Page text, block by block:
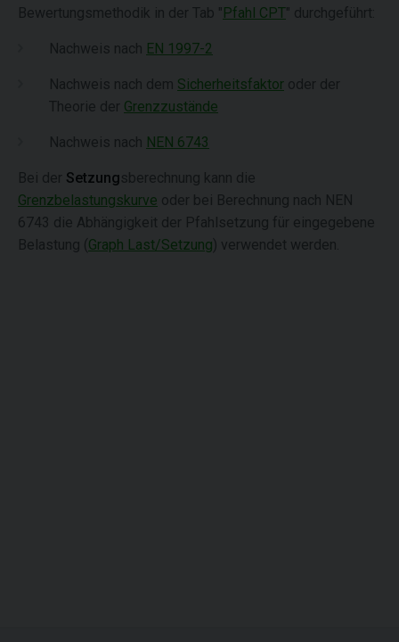
Bewertungsmethodik in der Tab "Pfahl CPT" durchgeführt:
Nachweis nach EN 1997-2
Nachweis nach dem Sicherheitsfaktor oder der
Theorie der Grenzzustände
Nachweis nach NEN 6743
Bei der Setzungsberechnung kann die
Grenzbelastungskurve oder bei Berechnung nach NEN
6743 die Abhängigkeit der Pfahlsetzung für eingegebene
Belastung ( Graph Last/Setzung) verwendet werden.